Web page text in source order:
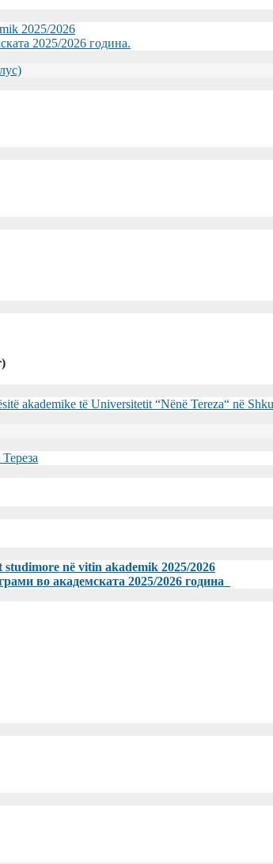
2025/2026
2025/2026 година.
akademike të Universitetit “Nënë Tereza“ në
në vitin akademik 2025/2026
во академската 2025/2026 година